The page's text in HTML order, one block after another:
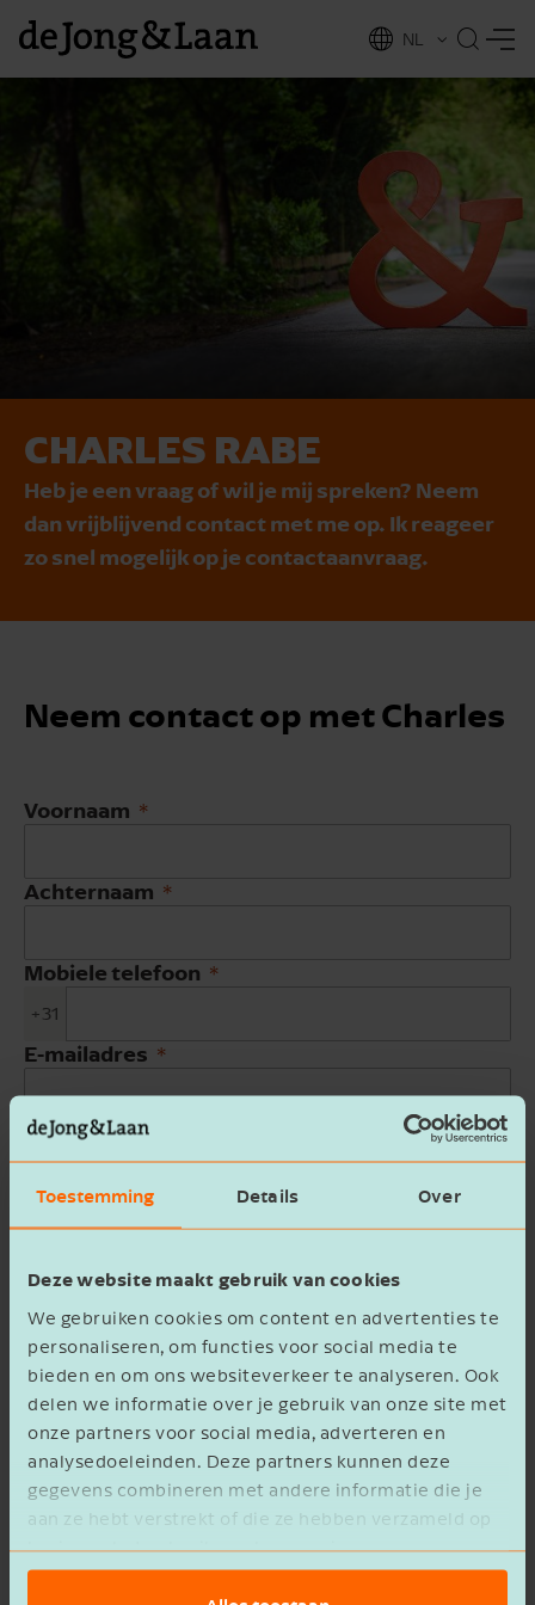
Toestemming Details Over
Deze website maakt gebruik van cookies
We gebruiken cookies om content en advertenties te
personaliseren, om functies voor social media te
bieden en om ons websiteverkeer te analyseren. Ook
delen we informatie over je gebruik van onze site met
onze partners voor social media, adverteren en
analysedoeleinden. Deze partners kunnen deze
gegevens combineren met andere informatie die je
aan ze hebt verstrekt of die ze hebben verzameld op
basis van het gebruik van hun services.
EN
NL
CHARLES RABE
Heb je een vraag of wil je mij spreken? Neem
dan vrijblijvend contact met me op. Ik reageer
zo snel mogelijk op je contactaanvraag.
Neem contact op met Charles
Voornaam
Achternaam
Mobiele telefoon
+31
E-mailadres
Bedrijfsnaam
Ik ga akkoord met hetprivacy statement
Verzenden